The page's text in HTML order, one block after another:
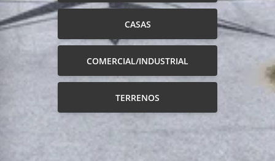
CASAS
COMERCIAL/INDUSTRIAL
TERRENOS